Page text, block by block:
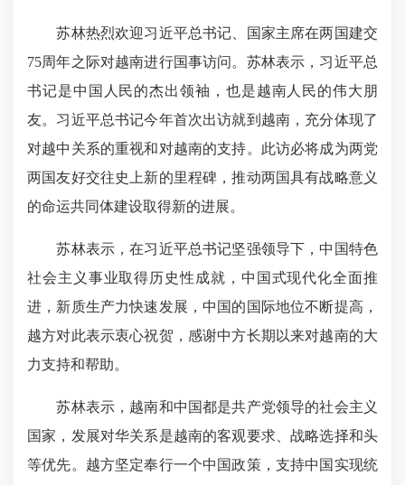
苏林热烈欢迎习近平总书记、国家主席在两国建交
75周年之际对越南进行国事访问。苏林表示，习近平总
书记是中国人民的杰出领袖，也是越南人民的伟大朋
友。习近平总书记今年首次出访就到越南，充分体现了
对越中关系的重视和对越南的支持。此访必将成为两党
两国友好交往史上新的里程碑，推动两国具有战略意义
的命运共同体建设取得新的进展。
苏林表示，在习近平总书记坚强领导下，中国特色
社会主义事业取得历史性成就，中国式现代化全面推
进，新质生产力快速发展，中国的国际地位不断提高，
越方对此表示衷心祝贺，感谢中方长期以来对越南的大
力支持和帮助。
苏林表示，越南和中国都是共产党领导的社会主义
国家，发展对华关系是越南的客观要求、战略选择和头
等优先。越方坚定奉行一个中国政策，支持中国实现统